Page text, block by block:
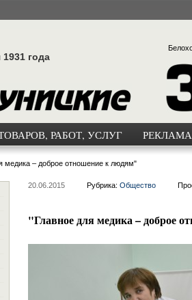
года
РАБОТ, УСЛУГ
медика – доброе отношение к людям"
20.06.2015 Рубрика: Общество
"Главное для медика – доброе